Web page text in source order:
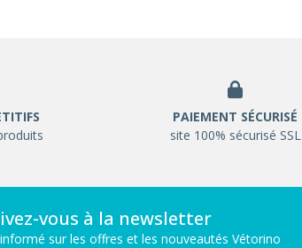
PAIEMENT SÉCURISÉ
site 100% sécurisé SSL
vous à la newsletter
sur les offres et les nouveautés Vétorino